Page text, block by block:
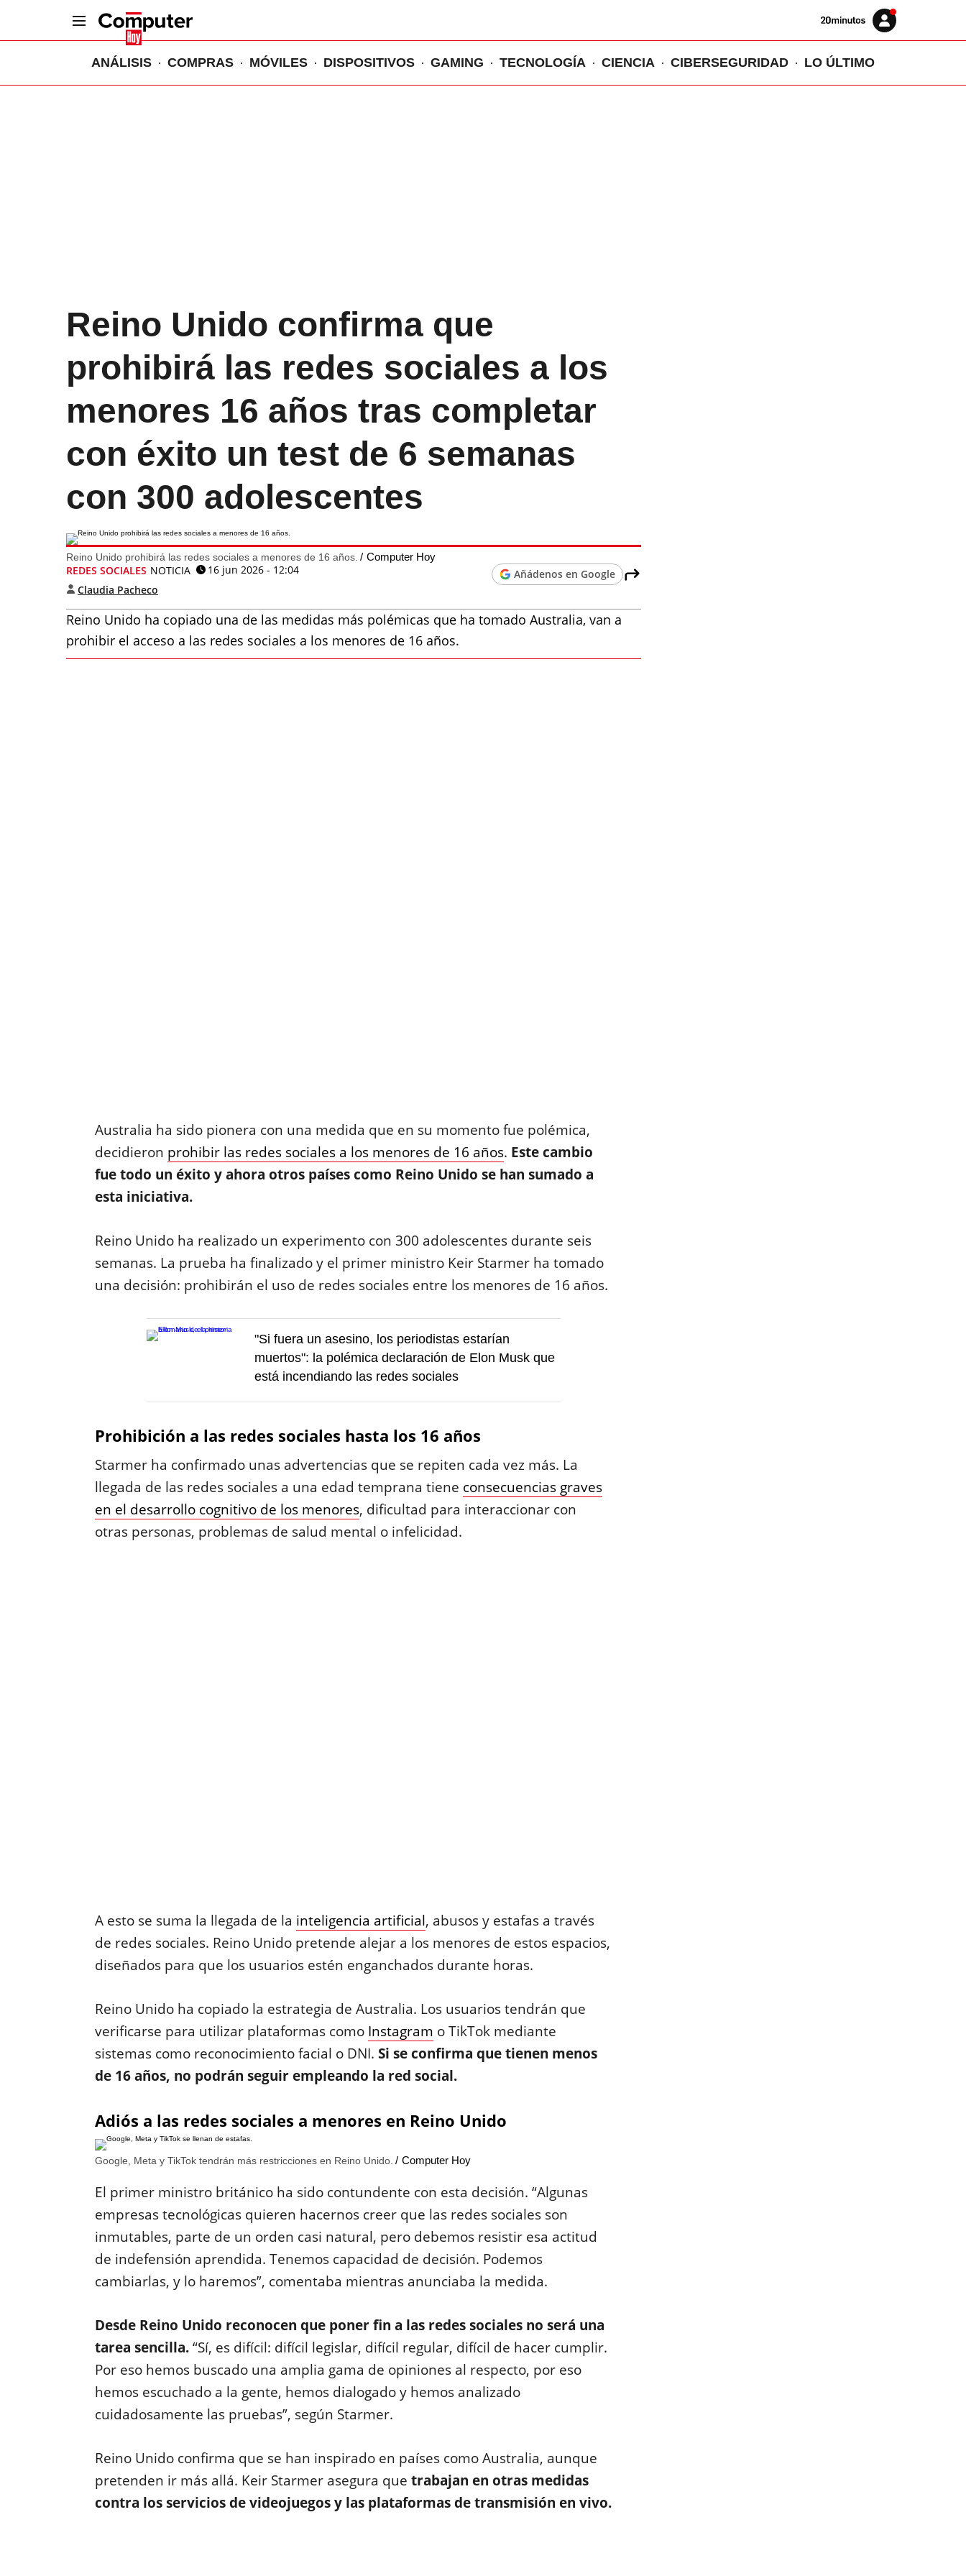
Volver
Iniciar
sesión
ANÁLISIS COMPRAS MÓVILES DISPOSITIVOS GAMING TECNOLOGÍA CIENCIA CIBERSEGURIDAD LO ÚLTIMO
Reino Unido confirma que
prohibirá las redes sociales a los
menores 16 años tras completar
con éxito un test de 6 semanas
con 300 adolescentes
Reino Unido prohibirá las redes sociales a menores de 16 años. Computer Hoy
REDES SOCIALES NOTICIA
16 jun 2026 - 12:04
Claudia Pacheco
Añádenos en Google
Reino Unido ha copiado una de las medidas más polémicas que ha tomado Australia, van a
prohibir el acceso a las redes sociales a los menores de 16 años.
Australia ha sido pionera con una medida que en su momento fue polémica,
decidieron prohibir las redes sociales a los menores de 16 años. Este cambio
fue todo un éxito y ahora otros países como Reino Unido se han sumado a
esta iniciativa.
Reino Unido ha realizado un experimento con 300 adolescentes durante seis
semanas. La prueba ha finalizado y el primer ministro Keir Starmer ha tomado
una decisión: prohibirán el uso de redes sociales entre los menores de 16 años.
"Si fuera un asesino, los periodistas estarían
muertos": la polémica declaración de Elon Musk que
está incendiando las redes sociales
Prohibición a las redes sociales hasta los 16 años
Starmer ha confirmado unas advertencias que se repiten cada vez más. La
llegada de las redes sociales a una edad temprana tiene consecuencias graves
en el desarrollo cognitivo de los menores, dificultad para interaccionar con
otras personas, problemas de salud mental o infelicidad.
A esto se suma la llegada de la inteligencia artificial, abusos y estafas a través
de redes sociales. Reino Unido pretende alejar a los menores de estos espacios,
diseñados para que los usuarios estén enganchados durante horas.
Reino Unido ha copiado la estrategia de Australia. Los usuarios tendrán que
verificarse para utilizar plataformas como Instagram o TikTok mediante
sistemas como reconocimiento facial o DNI. Si se confirma que tienen menos
de 16 años, no podrán seguir empleando la red social.
Adiós a las redes sociales a menores en Reino Unido
Google, Meta y TikTok tendrán más restricciones en Reino Unido. Computer Hoy
El primer ministro británico ha sido contundente con esta decisión. “Algunas
empresas tecnológicas quieren hacernos creer que las redes sociales son
inmutables, parte de un orden casi natural, pero debemos resistir esa actitud
de indefensión aprendida. Tenemos capacidad de decisión. Podemos
cambiarlas, y lo haremos”, comentaba mientras anunciaba la medida.
Desde Reino Unido reconocen que poner fin a las redes sociales no será una
tarea sencilla.“Sí, es difícil: difícil legislar, difícil regular, difícil de hacer cumplir.
Por eso hemos buscado una amplia gama de opiniones al respecto, por eso
hemos escuchado a la gente, hemos dialogado y hemos analizado
cuidadosamente las pruebas”, según Starmer.
Reino Unido confirma que se han inspirado en países como Australia, aunque
pretenden ir más allá. Keir Starmer asegura que trabajan en otras medidas
contra los servicios de videojuegos y las plataformas de transmisión en vivo.